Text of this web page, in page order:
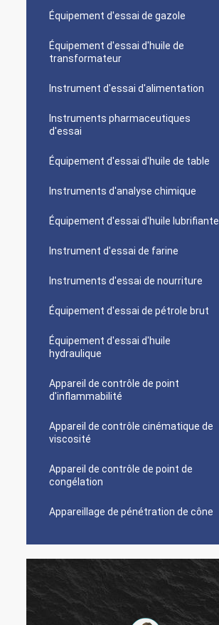
Équipement d'essai de gazole
Équipement d'essai d'huile de
transformateur
Instrument d'essai d'alimentation
Instruments pharmaceutiques
d'essai
Équipement d'essai d'huile de table
Instruments d'analyse chimique
Équipement d'essai d'huile lubrifiante
Instrument d'essai de farine
Instruments d'essai de nourriture
Équipement d'essai de pétrole brut
Équipement d'essai d'huile
hydraulique
Appareil de contrôle de point
d'inflammabilité
Appareil de contrôle cinématique de
viscosité
Appareil de contrôle de point de
congélation
Appareillage de pénétration de cône